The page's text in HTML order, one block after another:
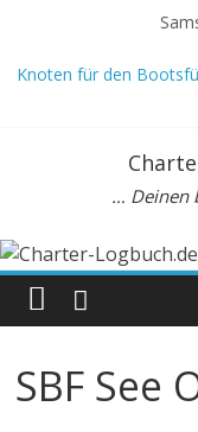
Knoten für den
Meilenbuch Segeln,
Beaufortskala:
… Deinen
SBF See